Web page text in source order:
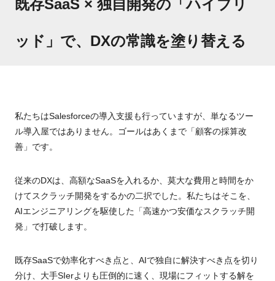
既存SaaS × 独自開発の「ハイブリ
ッド」で、DXの常識を塗り替える
私たちはSalesforceの導入支援も行っていますが、単なるツー
ル導入屋ではありません。ゴールはあくまで「顧客の採算改
善」です。
従来のDXは、高額なSaaSを入れるか、莫大な費用と時間をか
けてスクラッチ開発をするかの二択でした。私たちはそこを、
AIエンジニアリングを駆使した「高速かつ安価なスクラッチ開
発」で打破します。
既存SaaSで効率化すべき点と、AIで独自に解決すべき点を切り
分け、大手SIerよりも圧倒的に速く、現場にフィットする解を